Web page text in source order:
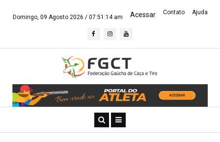
Domingo, 09 Agosto 2026 / 07:51:14 am Acessar Contato Ajuda